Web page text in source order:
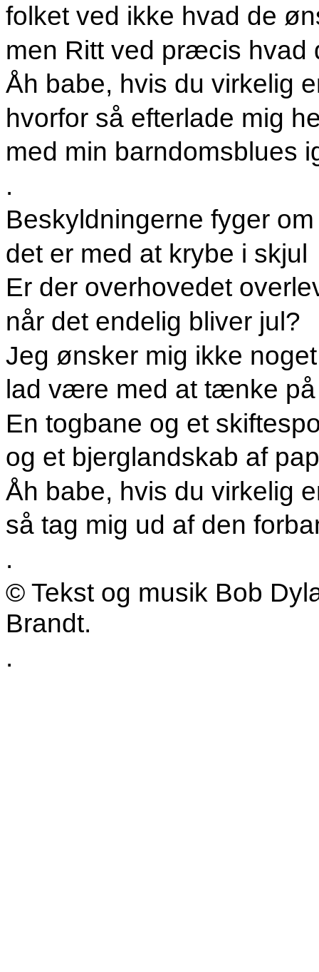
folket ved ikke hvad de
men Ritt ved præcis hvad
Åh babe, hvis du virkelig
hvorfor så efterlade mig
med min barndomsblues
.
Beskyldningerne fyger
det er med at krybe i skjul
Er der overhovedet
når det endelig bliver jul?
Jeg ønsker mig ikke
lad være med at tænke
En togbane og et
og et bjerglandskab af
Åh babe, hvis du virkelig
så tag mig ud af den
.
© Tekst og musik Bob
Brandt.
.